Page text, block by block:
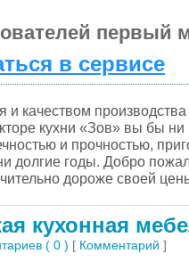
первый
в сервисе
и качеством
кухни «Зов» вы бы ни
и прочностью,
долгие годы. Добро
дороже своей
кухонная
( 0 ) [ Комментарий ]